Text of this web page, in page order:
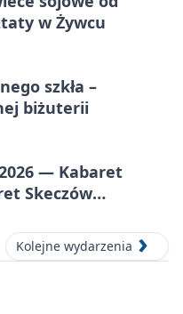
w Żywcu
szkła –
biżuterii
— Kabaret
Skeczów
Kolejne wydarzenia